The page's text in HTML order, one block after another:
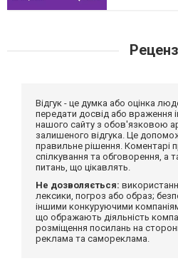
Відгук - це думка або оцінка
передати досвід або враження
нашого сайту з обов'язковою
залишеного відгука. Це
правильне рішення. Коментарі
спілкування та обговорення, а
питань, що цікавлять.
Не дозволяється:
лексики, погроз або образ;
іншими конкуруючими
що ображають діяльність
розміщення посилань на
реклама та самореклама.